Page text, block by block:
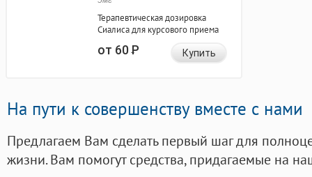
Терапевтическая дозировка
Сиалиса для курсового приема
от 60Р Купить
На пути к совершенству вместе с нами
Предлагаем Вам сделать первый шаг для
жизни. Вам помогут средства, придагаемые на